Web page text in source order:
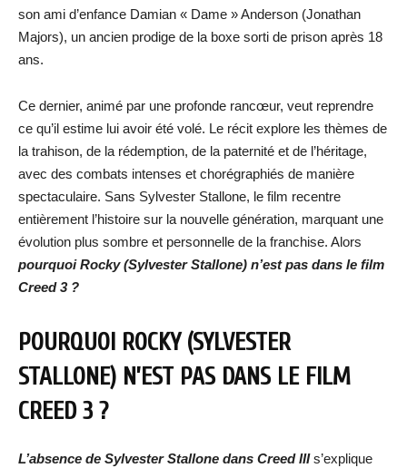
son ami d’enfance Damian « Dame » Anderson (Jonathan
Majors), un ancien prodige de la boxe sorti de prison après 18
ans.
Ce dernier, animé par une profonde rancœur, veut reprendre
ce qu’il estime lui avoir été volé. Le récit explore les thèmes de
la trahison, de la rédemption, de la paternité et de l’héritage,
avec des combats intenses et chorégraphiés de manière
spectaculaire. Sans Sylvester Stallone, le film recentre
entièrement l’histoire sur la nouvelle génération, marquant une
évolution plus sombre et personnelle de la franchise. Alors
pourquoi Rocky (Sylvester Stallone) n’est pas dans le film
Creed 3 ?
POURQUOI ROCKY (SYLVESTER
STALLONE) N’EST PAS DANS LE FILM
CREED 3 ?
L’absence de Sylvester Stallone dans Creed IIIs’explique